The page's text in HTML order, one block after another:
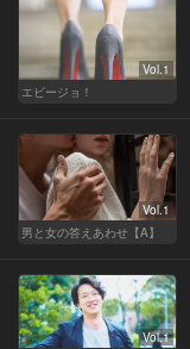
Vol.1
エビージョ！
Vol.1
男と女の答えあわせ【A】
Vol.1